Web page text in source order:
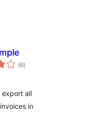
(6कुल
रेटिङ्गहरू
)
export all
in